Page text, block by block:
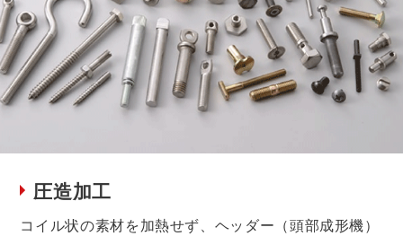
圧造加工
コイル状の素材を加熱せず、ヘッダー（頭部成形機）